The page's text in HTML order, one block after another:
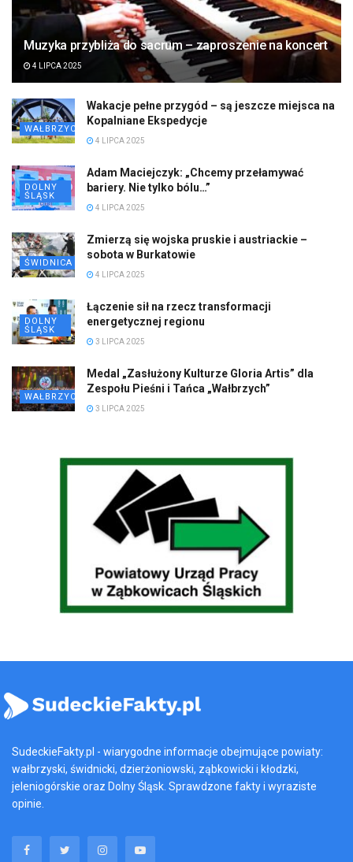
Muzyka przybliża do sacrum – zaproszenie na koncert
4 LIPCA 2025
WAŁBRZYCH
Wakacje pełne przygód – są jeszcze miejsca na
Kopalniane Ekspedycje
4 LIPCA 2025
DOLNY
ŚLĄSK
Adam Maciejczyk: „Chcemy przełamywać
bariery. Nie tylko bólu…”
4 LIPCA 2025
ŚWIDNICA
Zmierzą się wojska pruskie i austriackie –
sobota w Burkatowie
4 LIPCA 2025
DOLNY
ŚLĄSK
Łączenie sił na rzecz transformacji
energetycznej regionu
3 LIPCA 2025
WAŁBRZYCH
Medal „Zasłużony Kulturze Gloria Artis” dla
Zespołu Pieśni i Tańca „Wałbrzych”
3 LIPCA 2025
SudeckieFakty.pl - wiarygodne informacje obejmujące powiaty:
wałbrzyski, świdnicki, dzierżoniowski, ząbkowicki i kłodzki,
jeleniogórskie oraz Dolny Śląsk. Sprawdzone fakty i wyraziste
opinie.